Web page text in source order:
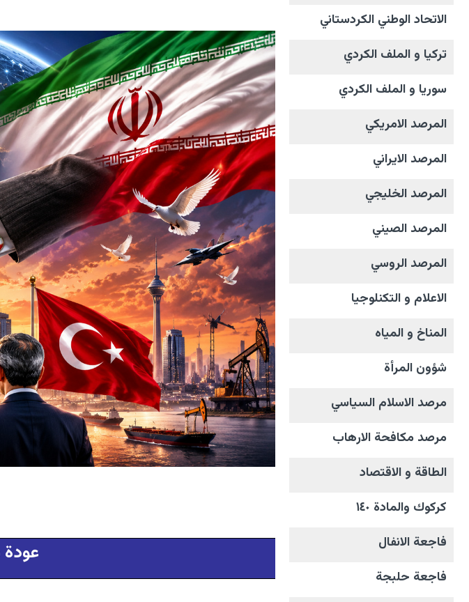
الاتحاد الوطني الکردستاني
تركيا و الملف الکردي
سوريا و الملف الکردي
المرصد الامریکي
المرصد الايراني
المرصد الخليجي
المرصد الصيني
المرصد الروسي
الاعلام و التکنلوجیا
المناخ و المیاه
شؤون المرأة
مرصد الاسلام السياسي
مرصد مكافحة الارهاب
الطاقة و الاقتصاد
كركوك والمادة ١٤٠
فاجعة الانفال
فاجعة حلبجة